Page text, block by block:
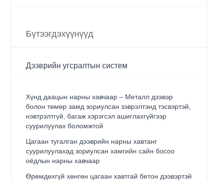
Бүтээгдэхүүнүүд
Дээврийн угсралтын систем
Хүнд даацын нарны хавчаар – Металл дээвэр
болон төмөр замд зориулсан зэврэлтэнд тэсвэртэй,
нэвтрэлтгүй, багаж хэрэгсэл ашиглахгүйгээр
суурилуулах боломжтой
Цагаан тугалган дээврийн нарны хавтанг
суурилуулахад зориулсан хамгийн сайн босоо
оёдлын нарны хавчаар
Өрөмдөхгүй хөнгөн цагаан хавтгай бетон дээвэртэй